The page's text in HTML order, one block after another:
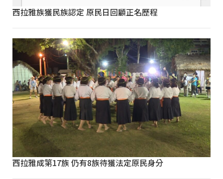
西拉雅族獲民族認定 原民日回顧正名歷程
西拉雅成第17族 仍有8族待獲法定原民身分